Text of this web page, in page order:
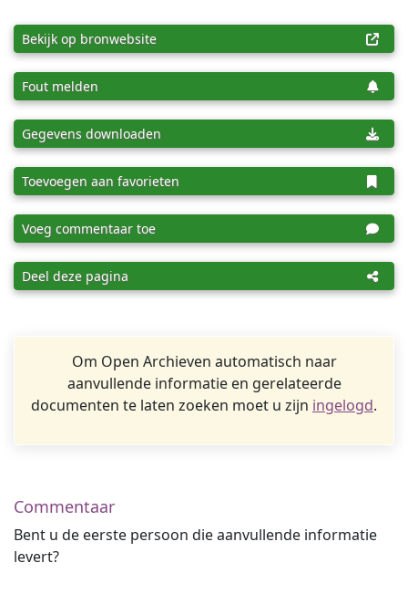
Bekijk op bronwebsite
Fout melden
Gegevens downloaden
Toevoegen aan favorieten
Voeg commentaar toe
Deel deze pagina
Om Open Archieven automatisch naar
aanvullende informatie en gerelateerde
documenten te laten zoeken moet u zijn ingelogd.
Commentaar
Bent u de eerste persoon die aanvullende informatie
levert?